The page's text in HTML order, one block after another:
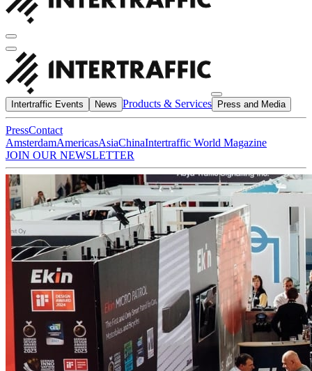
Intertraffic Events News Products & Services Press and Media
PressContact
AmsterdamAmericasAsiaChinaIntertraffic World Magazine
JOIN OUR NEWSLETTER